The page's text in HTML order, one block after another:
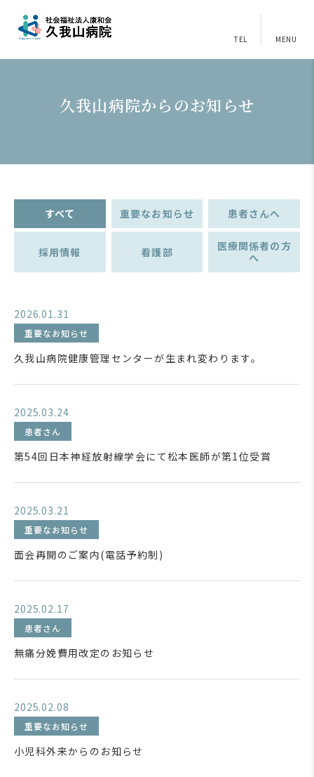
TEL MENU
久我山病院からのお知らせ
すべて 重要なお知らせ 患者さんへ
採用情報 看護部
医療関係者の方
へ
2026.01.31
重要なお知らせ
久我山病院健康管理センターが生まれ変わります。
2025.03.24
患者さん
第54回日本神経放射線学会にて松本医師が第1位受賞
2025.03.21
重要なお知らせ
面会再開のご案内(電話予約制)
2025.02.17
患者さん
無痛分娩費用改定のお知らせ
2025.02.08
重要なお知らせ
小児科外来からのお知らせ